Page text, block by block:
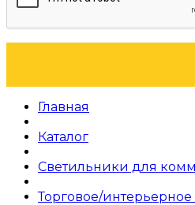
Главная
Каталог
Светильники для
Торговое/